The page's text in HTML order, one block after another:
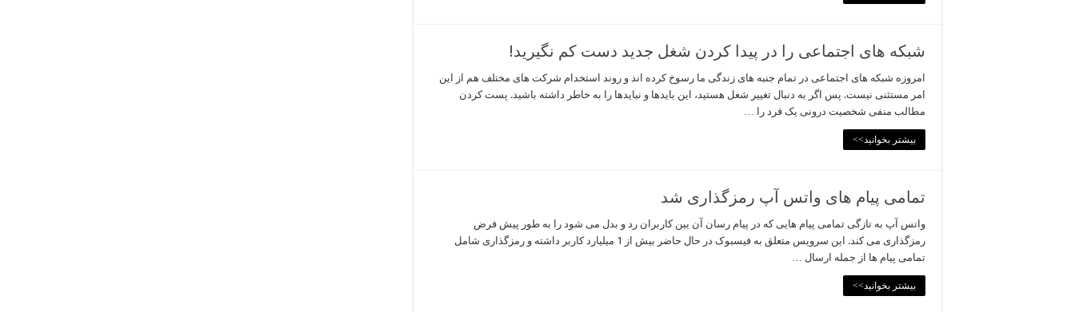
شبکه های اجتماعی را در پیدا کردن شغل جدید دست کم نگیرید!
امروزه شبکه های اجتماعی در تمام جنبه های زندگی ما رسوخ کرده اند و روند استخدام شرکت های مختلف هم از این
امر مستثنی نیست. پس اگر به دنبال تغییر شغل هستید، این بایدها و نبایدها را به خاطر داشته باشید. پست کردن
مطالب منفی شخصیت درونی یک فرد را …
بیشتر بخوانید>>
تمامی پیام های واتس آپ رمزگذاری شد
واتس آپ به تازگی تمامی پیام هایی که در پیام رسان آن بین کاربران رد و بدل می شود را به طور پیش فرض
رمزگذاری می کند. این سرویس متعلق به فیسبوک در حال حاضر بیش از 1 میلیارد کاربر داشته و رمزگذاری شامل
تمامی پیام ها از جمله ارسال …
بیشتر بخوانید>>